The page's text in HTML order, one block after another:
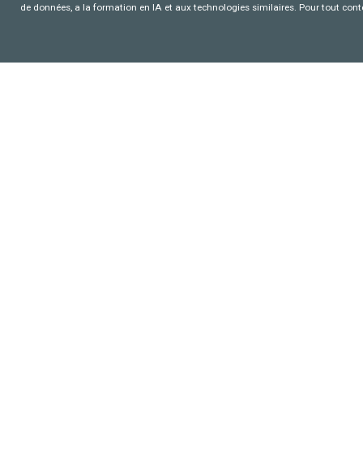
de données, a la formation en IA et aux technologies similaires. Pour tout